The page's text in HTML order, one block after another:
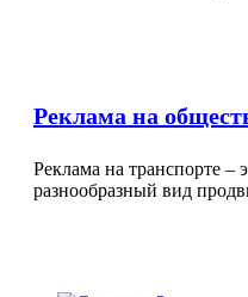
Реклама на
Реклама на транспорте –
разнообразный вид